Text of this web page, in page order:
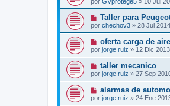
Taller para
por chechov3 » 28 Jul
oferta carga de
por jorge ruiz » 12 Dic
taller mecanico
por jorge ruiz » 27 Sep
alarmas de
por jorge ruiz » 24 Ene